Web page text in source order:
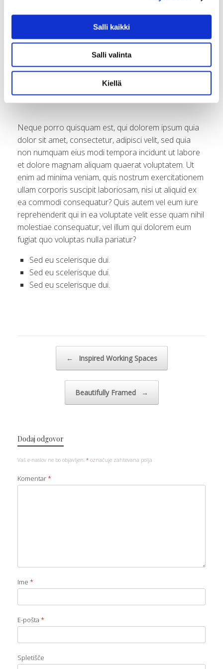
Salli kaikki
Salli valinta
Kiellä
voluptate velit esse quam nihil molestiae
Neque porro quisquam est, qui dolorem ipsum quia
dolor sit amet, consectetur, adipisci velit, sed quia
non numquam eius modi tempora incidunt ut labore
et dolore magnam aliquam quaerat voluptatem. Ut
enim ad minima veniam, quis nostrum exercitationem
ullam corporis suscipit laboriosam, nisi ut aliquid ex
ea commodi consequatur? Quis autem vel eum iure
reprehenderit qui in ea voluptate velit esse quam nihil
molestiae consequatur, vel illum qui dolorem eum
fugiat quo voluptas nulla pariatur?
Sed eu scelerisque dui.
Sed eu scelerisque dui.
Sed eu scelerisque dui.
← Inspired Working Spaces
Beautifully Framed →
Dodaj odgovor
Vaš e-naslov ne bo objavljen. * označuje zahtevana polja
Komentar*
Ime *
E-pošta *
Spletišče